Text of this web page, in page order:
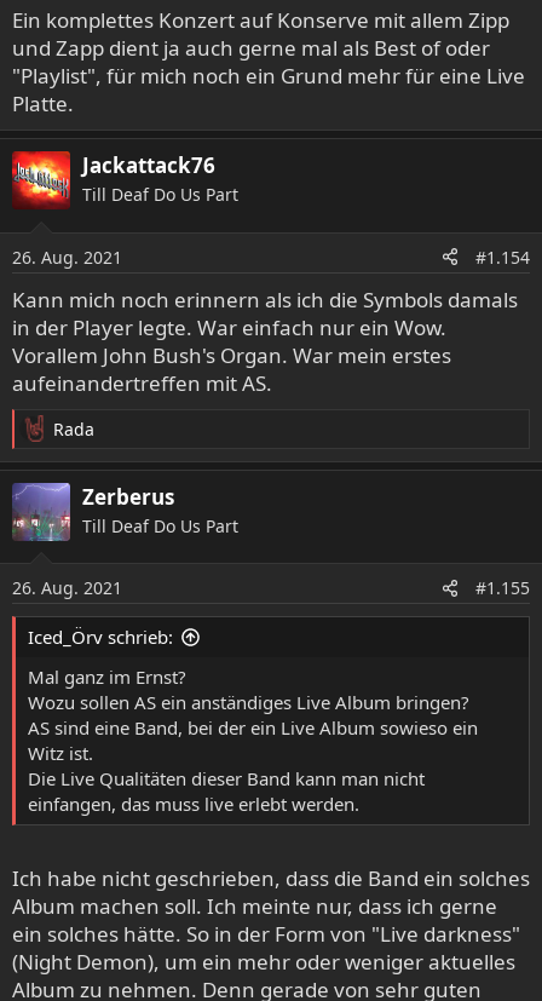
Ein komplettes Konzert auf Konserve mit allem Zipp
und Zapp dient ja auch gerne mal als Best of oder
"Playlist", für mich noch ein Grund mehr für eine Live
Platte.
Jackattack76
Till Deaf Do Us Part
26. Aug. 2021 #1.154
Kann mich noch erinnern als ich die Symbols damals
in der Player legte. War einfach nur ein Wow.
Vorallem John Bush's Organ. War mein erstes
aufeinandertreffen mit AS.
R
e
a
k
t
n
e
n
Rada
Zerberus
Till Deaf Do Us Part
26. Aug. 2021 #1.155
Iced_Örv schrieb:
Mal ganz im Ernst?
Wozu sollen AS ein anständiges Live Album bringen?
AS sind eine Band, bei der ein Live Album sowieso ein
Witz ist.
Die Live Qualitäten dieser Band kann man nicht
einfangen, das muss live erlebt werden.
Ich habe nicht geschrieben, dass die Band ein solches
Album machen soll. Ich meinte nur, dass ich gerne
ein solches hätte. So in der Form von "Live darkness"
(Night Demon), um ein mehr oder weniger aktuelles
Album zu nehmen. Denn gerade von sehr guten